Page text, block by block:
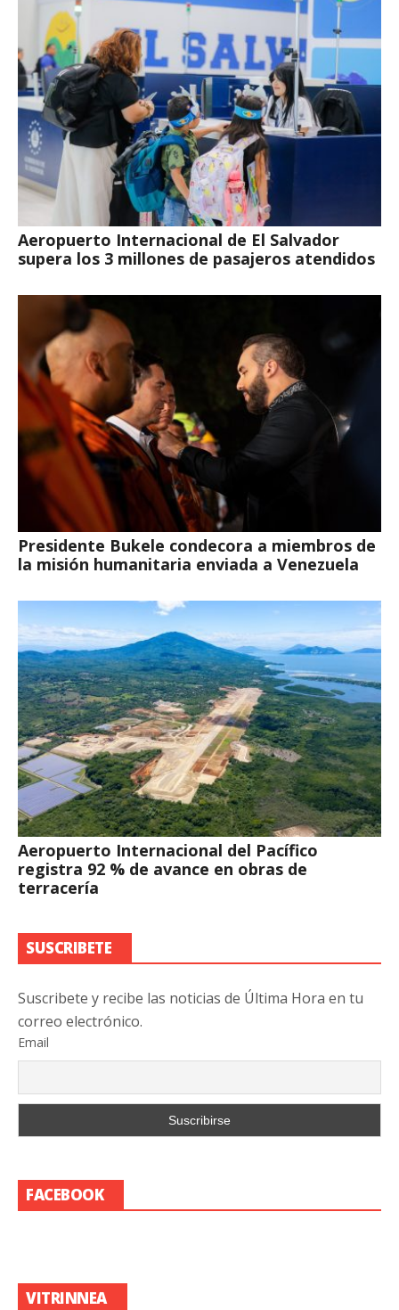
Aeropuerto Internacional de El Salvador
supera los 3 millones de pasajeros atendidos
Presidente Bukele condecora a miembros de
la misión humanitaria enviada a Venezuela
Aeropuerto Internacional del Pacífico
registra 92 % de avance en obras de
terracería
SUSCRIBETE
Suscribete y recibe las noticias de Última Hora en tu
correo electrónico.
Email
FACEBOOK
VITRINNEA